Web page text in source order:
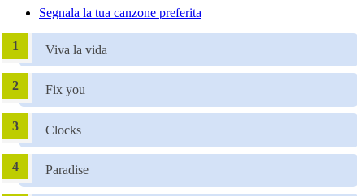
Segnala la tua canzone preferita
Viva la vida
Fix you
Clocks
Paradise